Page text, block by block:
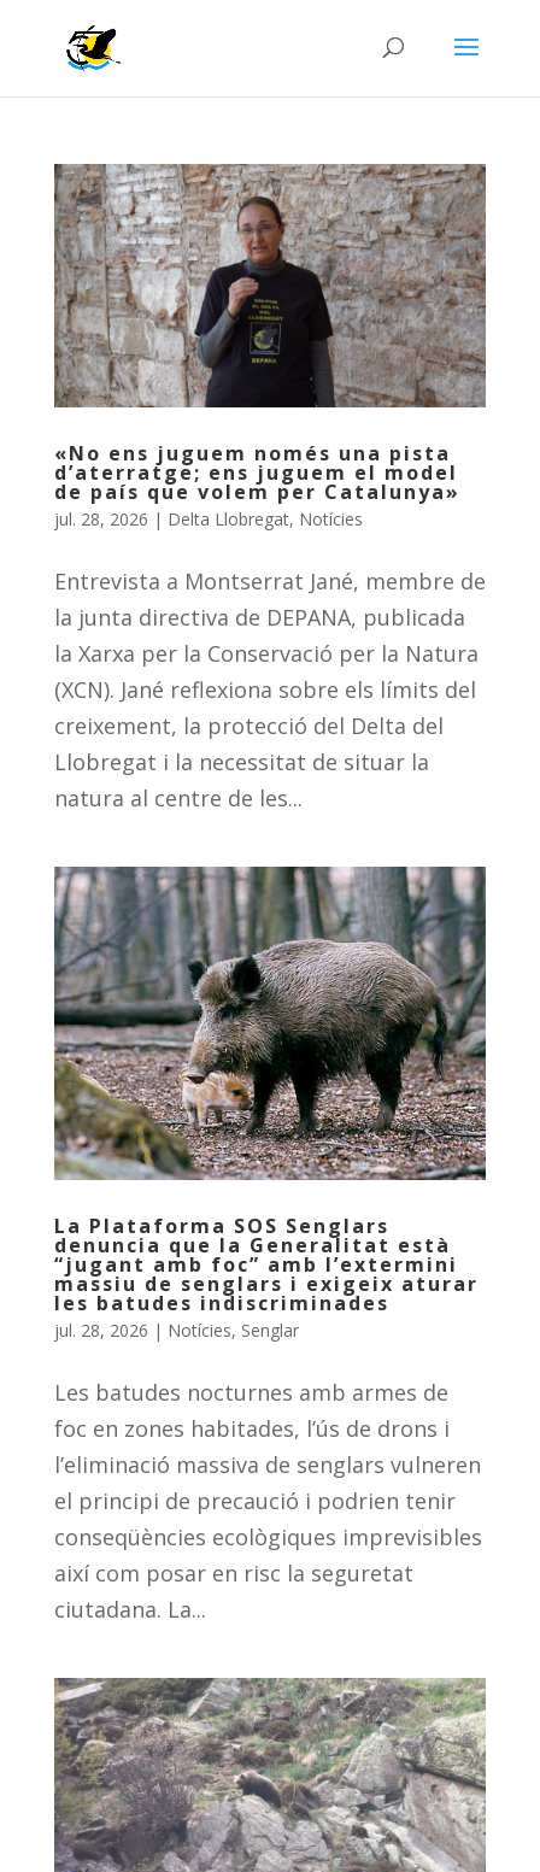
«No ens juguem només una pista
d’aterratge; ens juguem el model
de país que volem per Catalunya»
jul. 28, 2026 | Delta Llobregat, Notícies
Entrevista a Montserrat Jané, membre de
la junta directiva de DEPANA, publicada
la Xarxa per la Conservació per la Natura
(XCN). Jané reflexiona sobre els límits del
creixement, la protecció del Delta del
Llobregat i la necessitat de situar la
natura al centre de les...
La Plataforma SOS Senglars
denuncia que la Generalitat està
“jugant amb foc” amb l’extermini
massiu de senglars i exigeix aturar
les batudes indiscriminades
jul. 28, 2026 | Notícies, Senglar
Les batudes nocturnes amb armes de
foc en zones habitades, l’ús de drons i
l’eliminació massiva de senglars vulneren
el principi de precaució i podrien tenir
conseqüències ecològiques imprevisibles
així com posar en risc la seguretat
ciutadana. La...